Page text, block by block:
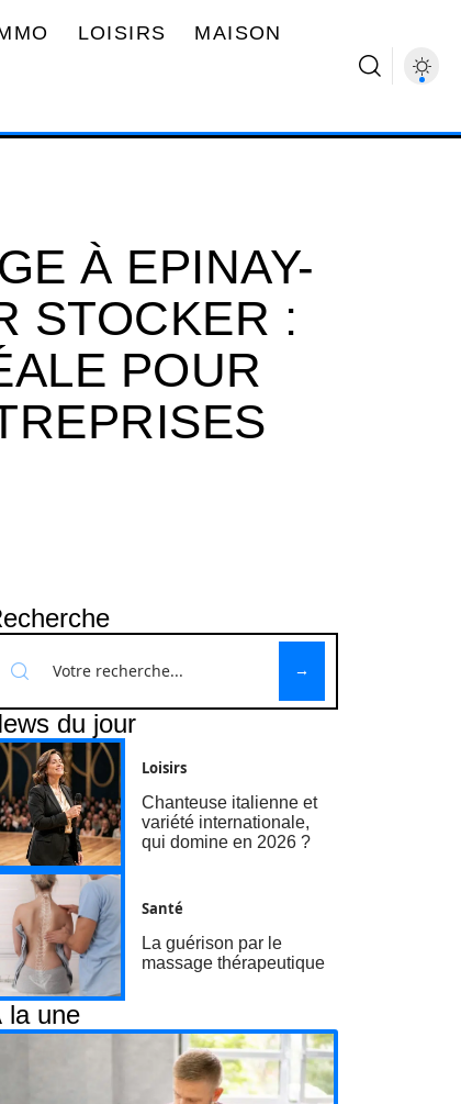
LOISIRS MAISON
À EPINAY-
STOCKER :
POUR
du jour
Loisirs
Chanteuse italienne et
variété internationale,
qui domine en 2026 ?
Santé
La guérison par le
massage thérapeutique
la une